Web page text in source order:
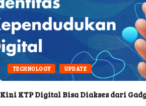
TECHNOLOGY UPDATE
Kini KTP Digital Bisa Diakses dari